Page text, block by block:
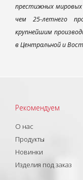
престижных мировых
чем 25-летнего
крупнейшим
в Центральной и
Рекомендуем
О нас
Продукты
Новинки
Изделия под заказ